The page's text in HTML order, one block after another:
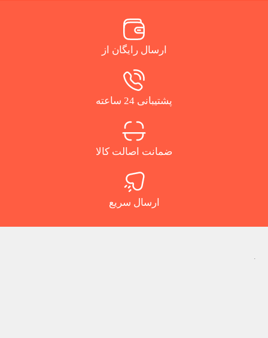
ارسال رایگان از
پشتیبانی 24 ساعته
ضمانت اصالت کالا
ارسال سریع
.